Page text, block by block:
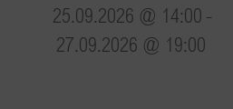
25.09.2026 @ 14:00 -
27.09.2026 @ 19:00